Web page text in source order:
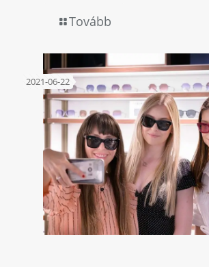
Tovább
2021-06-22